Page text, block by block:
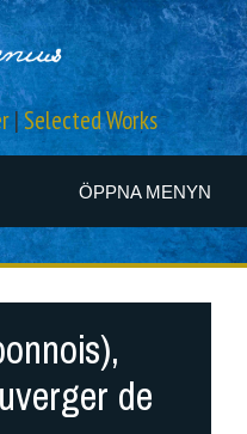
ÖPPNA MENYN
|Selected Works
de